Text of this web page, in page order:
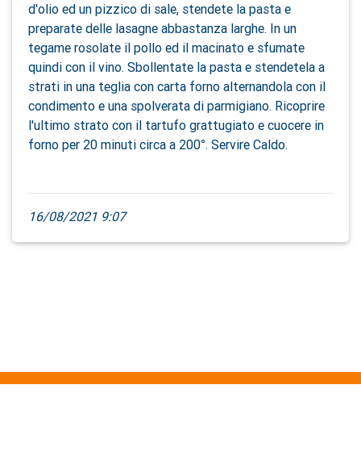
d'olio ed un pizzico di sale, stendete la pasta e
preparate delle lasagne abbastanza larghe. In un
tegame rosolate il pollo ed il macinato e sfumate
quindi con il vino. Sbollentate la pasta e stendetela a
strati in una teglia con carta forno alternandola con il
condimento e una spolverata di parmigiano. Ricoprire
l'ultimo strato con il tartufo grattugiato e cuocere in
forno per 20 minuti circa a 200°. Servire Caldo.
16/08/2021 9:07